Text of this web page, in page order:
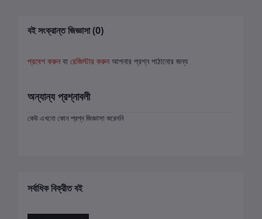
বই সংক্রান্ত জিজ্ঞাসা (0)
প্রবেশ করুন বা রেজিস্টার করুন আপনার প্রশ্ন পাঠানোর জন্য
অন্যান্য প্রশ্নাবলী
কেউ এখনো কোন প্রশ্ন জিজ্ঞাসা করেননি
সর্বাধিক বিক্রীত বই